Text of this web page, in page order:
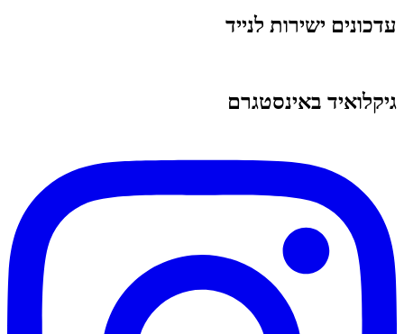
עדכונים ישירות לנייד
גיקלואיד באינסטגרם